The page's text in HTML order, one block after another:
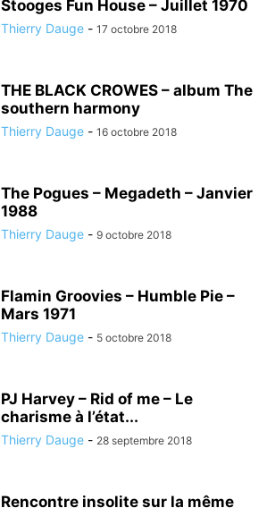
Stooges Fun House – Juillet 1970
Thierry Dauge - 17 octobre 2018
THE BLACK CROWES – album The
southern harmony
Thierry Dauge - 16 octobre 2018
The Pogues – Megadeth – Janvier
1988
Thierry Dauge - 9 octobre 2018
Flamin Groovies – Humble Pie –
Mars 1971
Thierry Dauge - 5 octobre 2018
PJ Harvey – Rid of me – Le
charisme à l’état...
Thierry Dauge - 28 septembre 2018
Rencontre insolite sur la même